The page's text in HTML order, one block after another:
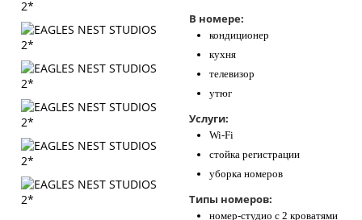
В номере:
кондиционер
кухня
телевизор
утюг
Услуги:
Wi-Fi
стойка регистрации
уборка номеров
Типы номеров:
номер-студио с 2 кроватями